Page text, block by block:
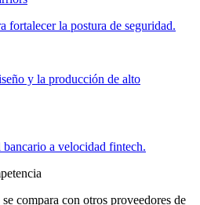
fortalecer la postura de seguridad.
y la producción de alto
a velocidad fintech.
compara con otros proveedores de